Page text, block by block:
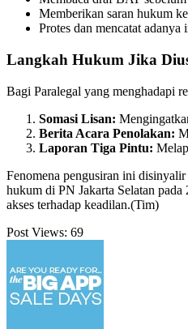
​Syarat Mutlak
polisi:
Surat Tugas Penugasan
Sertifikat Diklat Paralegal
​LBH yang menaungi harus
​Jika ketiga dokumen ini lengkap,
​Hak Paralegal di Ruang
​Merujuk pada Perkap No. 8
​Duduk di samping klien
​Protes dan mencatat adanya
​Langkah Hukum Jika